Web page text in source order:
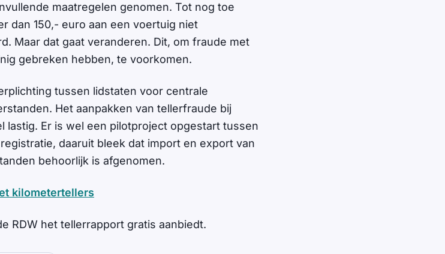
maatregelen genomen. Tot nog toe
dan 150,- euro aan een voertuig niet
Maar dat gaat veranderen. Dit, om fraude met
gebreken hebben, te voorkomen.
tussen lidstaten voor centrale
Het aanpakken van tellerfraude bij
lastig. Er is wel een pilotproject opgestart tussen
daaruit bleek dat import en export van
behoorlijk is afgenomen.
kilometertellers
RDW het tellerrapport gratis aanbiedt.